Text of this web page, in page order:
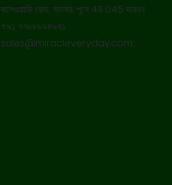
বালেওয়াড়ি রোড, ব্যানার, পুনে 411 045 ভারত।
+৯১ ৭৭৮৮৯৯৪৬৭১
sales@miracleveryday.com